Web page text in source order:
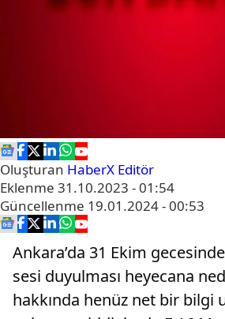
Oluşturan HaberX Editör
Eklenme 31.10.2023 - 01:54
Güncellenme 19.01.2024 - 00:53
Ankara’da 31 Ekim
sesi duyulması heyecana
hakkında henüz net bir bilgi